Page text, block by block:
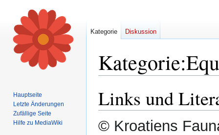
Kategorie:
Navigation
springen
Suche
springen
Links und
© Kroatiens
Kategorie Diskussion
Hauptseite
Letzte Änderungen
Zufällige Seite
Hilfe zu MediaWiki